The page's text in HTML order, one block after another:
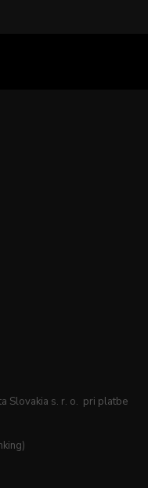
Slovakia s. r. o. pri platbe